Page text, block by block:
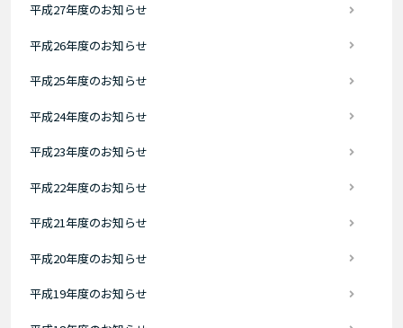
平成27年度のお知らせ
平成26年度のお知らせ
平成25年度のお知らせ
平成24年度のお知らせ
平成23年度のお知らせ
平成22年度のお知らせ
平成21年度のお知らせ
平成20年度のお知らせ
平成19年度のお知らせ